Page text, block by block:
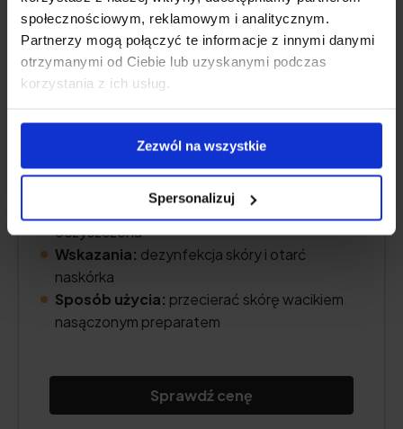
społecznościowym, reklamowym i analitycznym.
Partnerzy mogą połączyć te informacje z innymi danymi
otrzymanymi od Ciebie lub uzyskanymi podczas
korzystania z ich usług.
Zezwól na wszystkie
Spersonalizuj
spirytusowy roztwór jodu do
stosowania zewnętrznego
jod, jodek potasu, etanol (96%), woda
oczyszczona
Wskazania: dezynfekcja skóry i otarć
naskórka
Sposób użycia: przecierać skórę wacikiem
nasączonym preparatem
Sprawdź cenę